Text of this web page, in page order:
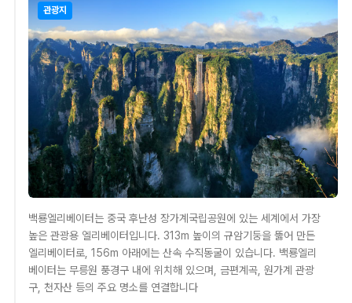
관광지
백룡엘리베이터는 중국 후난성 장가계국립공원에 있는 세계에서 가장
높은 관광용 엘리베이터입니다. 313m 높이의 규암기둥을 뚫어 만든
엘리베이터로, 156m 아래에는 산속 수직동굴이 있습니다. 백룡엘리
베이터는 무릉원 풍경구 내에 위치해 있으며, 금편계곡, 원가계 관광
구, 천자산 등의 주요 명소를 연결합니다